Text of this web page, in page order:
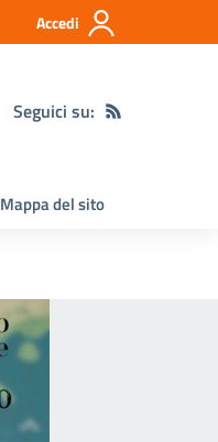
Accedi
Seguici su:
Mappa del sito